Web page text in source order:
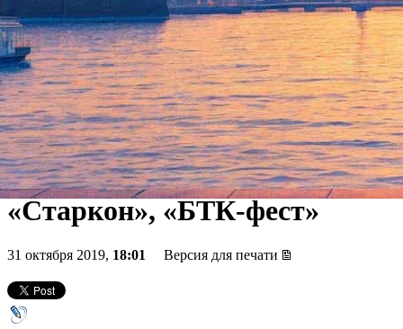
Куда пойти 1-4 ноября:
Фестиваль света на
Дворцовой, огненный и
научный Хэллоуин,
«Старкон», «БТК-фест»
31 октября 2019, 18:01 Версия для печати